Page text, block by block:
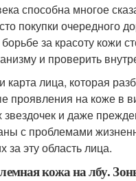
способна многое
покупки очередного
за красоту кожи
и проверить
карта лица, которая
проявления на коже в
звездочек и даже
с проблемами
за эту область лица.
кожа на лбу.